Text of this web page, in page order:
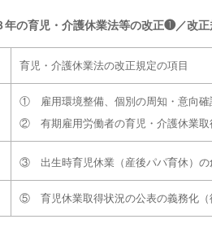
の育児・介護休業法等の改正❶／改
育児・介護休業法の改正規定の項目
① 雇用環境整備、個別の周知・意向確
② 有期雇用労働者の育児・介護休業取
③ 出生時育児休業（産後パパ育休）の
⑤ 育児休業取得状況の公表の義務化（